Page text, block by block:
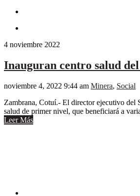
4 noviembre 2022
Inauguran centro salud
noviembre 4, 2022 9:44 am Minera, Social
Zambrana, Cotuí.- El director ejecutivo del
salud de primer nivel, que beneficiará a
Leer Más